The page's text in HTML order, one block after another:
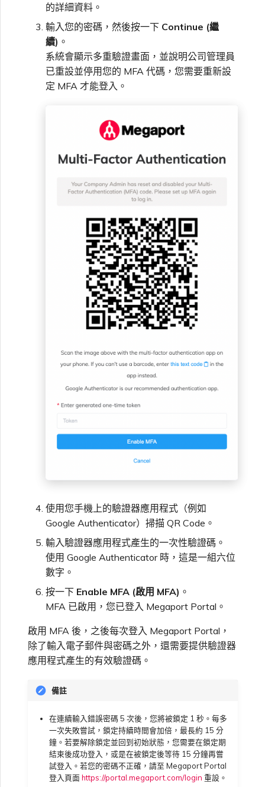
的詳細資料。
輸入您的密碼，然後按一下 Continue (繼
續) 。
系統會顯示多重驗證畫面，並說明公司管理員
已重設並停用您的 MFA 代碼，您需要重新設
定 MFA 才能登入。
使用您手機上的驗證器應用程式（例如
Google Authenticator）掃描 QR Code。
輸入驗證器應用程式產生的一次性驗證碼。
使用 Google Authenticator 時，這是一組六位
數字。
按一下 Enable MFA (啟用 MFA) 。
MFA 已啟用，您已登入 Megaport Portal。
啟用 MFA 後，之後每次登入 Megaport Portal，
除了輸入電子郵件與密碼之外，還需要提供驗證器
應用程式產生的有效驗證碼。
備註
在連續輸入錯誤密碼 5 次後，您將被鎖定 1 秒。每多
一次失敗嘗試，鎖定持續時間會加倍，最長約 15 分
鐘。若要解除鎖定並回到初始狀態，您需要在鎖定期
結束後成功登入，或是在被鎖定後等待 15 分鐘再嘗
試登入。若您的密碼不正確，請至 Megaport Portal
登入頁面 https://portal.megaport.com/login 重設。